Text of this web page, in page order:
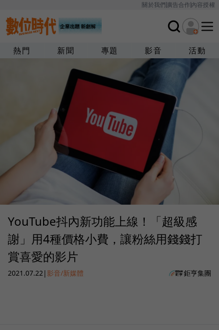
關於我們廣告合作內容授權
熱門 新聞 專題 影音 活動
YouTube抖內新功能上線！「超級感
謝」用4種價格小費，讓粉絲用錢錢打
賞喜愛的影片
2021.07.22| 影音/新媒體 鉅亨集團